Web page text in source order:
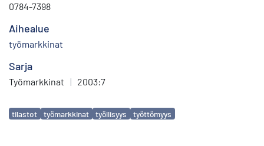
0784-7398
Aihealue
työmarkkinat
Sarja
Työmarkkinat | 2003:7
Avainsanat
tilastot työmarkkinat työllisyys työttömyys